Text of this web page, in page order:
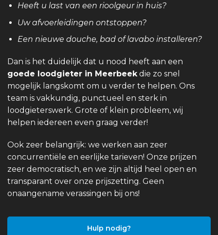
Heeft u last van een rioolgeur in huis?
Uw afvoerleidingen ontstoppen?
Een nieuwe douche, bad of lavabo installeren?
Dan is het duidelijk dat u nood heeft aan een
goede loodgieter in Meerbeekdie zo snel
mogelijk langskomt om u verder te helpen. Ons
team is vakkundig, punctueel en sterk in
loodgieterswerk. Grote of klein probleem, wij
helpen iedereen even graag verder!
Ook zeer belangrijk: we werken aan zeer
concurrentiële en eerlijke tarieven! Onze prijzen
zeer democratisch, en we zijn altijd heel open en
transparant over onze prijszetting. Geen
onaangename verassingen bij ons!
Hulp nodig?